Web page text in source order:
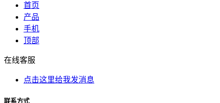
首页
产品
手机
顶部
在线客服
点击这里给我发消息
联系方式